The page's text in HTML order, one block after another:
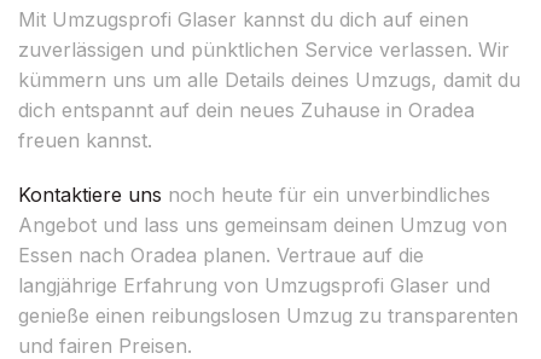
Mit Umzugsprofi Glaser kannst du dich auf einen
zuverlässigen und pünktlichen Service verlassen. Wir
kümmern uns um alle Details deines Umzugs, damit du
dich entspannt auf dein neues Zuhause in Oradea
freuen kannst.
Kontaktiere uns noch heute für ein unverbindliches
Angebot und lass uns gemeinsam deinen Umzug von
Essen nach Oradea planen. Vertraue auf die
langjährige Erfahrung von Umzugsprofi Glaser und
genieße einen reibungslosen Umzug zu transparenten
und fairen Preisen.